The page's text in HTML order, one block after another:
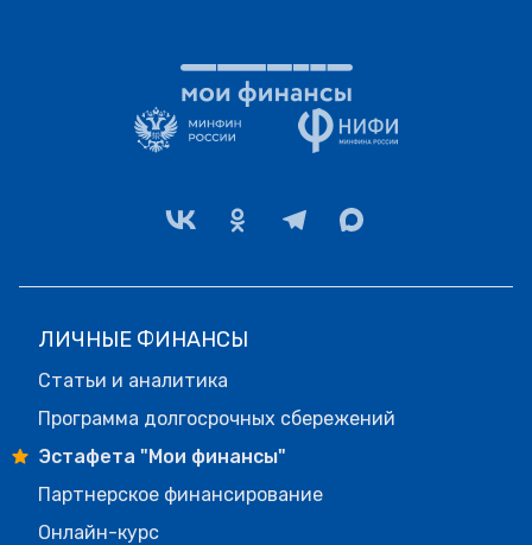
ЛИЧНЫЕ ФИНАНСЫ
Статьи и аналитика
Программа долгосрочных сбережений
Эстафета "Мои финансы"
Партнерское финансирование
Онлайн-курс